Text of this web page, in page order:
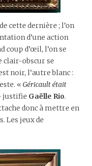
cette dernière ; l’on
d’une action
coup d’œil, l’on se
clair-obscur se
noir, l’autre blanc :
« Géricault était
justifie Gaëlle Rio.
donc à mettre en
Les jeux de